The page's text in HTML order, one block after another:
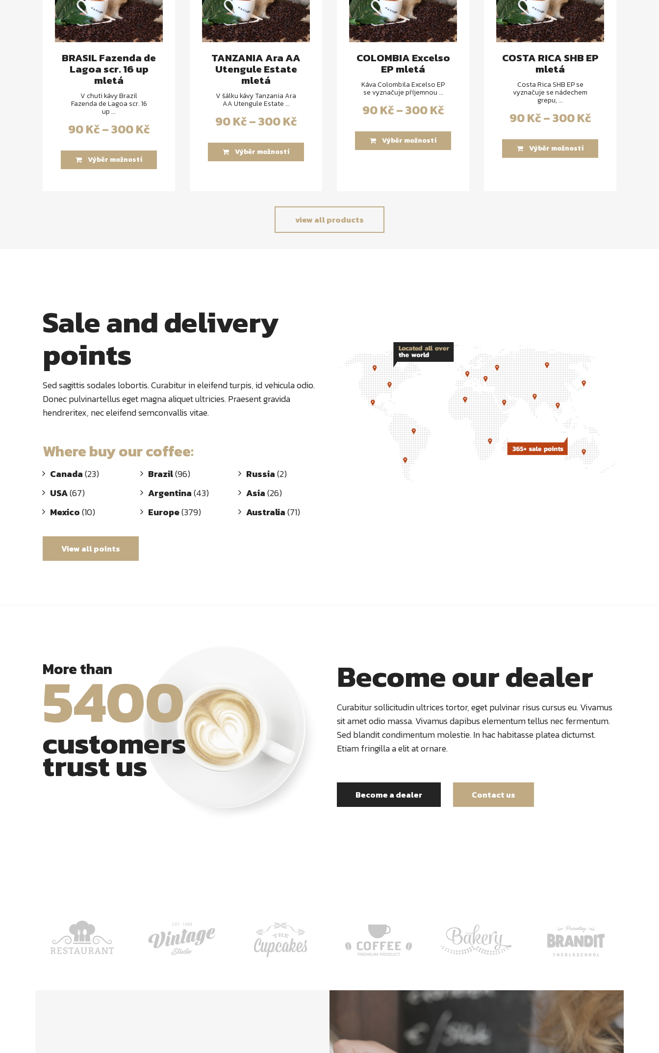
BRASIL Fazenda de
Lagoa scr. 16 up
mletá
V chuti kávy Brazil
Fazenda de Lagoa scr. 16
up ...
90Kč–300Kč
Výběr možností
TANZANIA Ara AA
Utengule Estate
mletá
V šálku kávy Tanzania Ara
AA Utengule Estate ...
90Kč–300Kč
Výběr možností
COLOMBIA Excelso
EP mletá
Káva Colombila Excelso EP
se vyznačuje příjemnou ...
90Kč–300Kč
Výběr možností
COSTA RICA SHB EP
mletá
Costa Rica SHB EP se
vyznačuje se nádechem
grepu, ...
90Kč–300Kč
Výběr možností
view all products
Sale and delivery
points
Sed sagittis sodales lobortis. Curabitur in eleifend turpis, id vehicula odio.
Donec pulvinartellus eget magna aliquet ultricies. Praesent gravida
hendreritex, nec eleifend semconvallis vitae.
Where buy our coffee:
Canada(23)
USA(67)
Mexico(10)
Brazil(96)
Argentina(43)
Europe(379)
Russia(2)
Asia(26)
Australia(71)
View all points
More than
5400
customers
trust us
Become our dealer
Curabitur sollicitudin ultrices tortor, eget pulvinar risus cursus eu. Vivamus
sit amet odio massa. Vivamus dapibus elementum tellus nec fermentum.
Sed blandit condimentum molestie. In hac habitasse platea dictumst.
Etiam fringilla a elit at ornare.
Become a dealer Contact us